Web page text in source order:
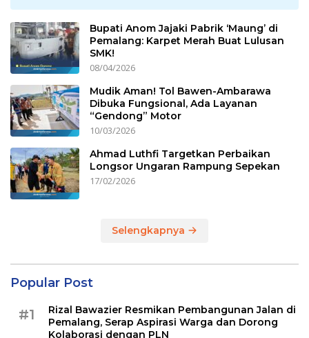
Bupati Anom Jajaki Pabrik ‘Maung’ di
Pemalang: Karpet Merah Buat Lulusan
SMK!
08/04/2026
Mudik Aman! Tol Bawen-Ambarawa
Dibuka Fungsional, Ada Layanan
“Gendong” Motor
10/03/2026
Ahmad Luthfi Targetkan Perbaikan
Longsor Ungaran Rampung Sepekan
17/02/2026
Selengkapnya
Popular Post
#1
Rizal Bawazier Resmikan Pembangunan Jalan di
Pemalang, Serap Aspirasi Warga dan Dorong
Kolaborasi dengan PLN